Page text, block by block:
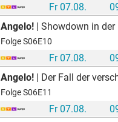
Fr 07.08.
Angelo! | Showdown in der
Folge S06E10
Fr 07.08.
Angelo! | Der Fall der
Folge S06E11
Fr 07.08.